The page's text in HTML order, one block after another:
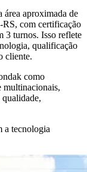
área aproximada de
com certificação
3 turnos. Isso reflete
qualificação
cliente.
como
multinacionais,
a tecnologia